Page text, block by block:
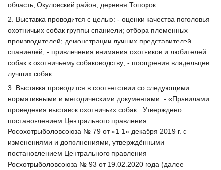
область, Окуловский район, деревня Топорок.
2. Выставка проводится с целью: - оценки качества поголовья
охотничьих собак группы спаниели; отбора племенных
производителей; демонстрации лучших представителей
спаниелей; - привлечения внимания охотников и любителей
собак к охотничьему собаководству; - поощрения владельцев
лучших собак.
3. Выставка проводится в соответствии со следующими
нормативными и методическими документами: - «Правилами
проведения выставок охотничьих собак.. Утверждено
постановлением Центрального правления
Росохотрыболовсоюза № 79 от «1 1» декабря 2019 г. с
изменениями и дополнениями, утверждёнными
постановлением Центрального правления
Росхотрыболовсоюза № 93 от 19.02.2020 года (далее —